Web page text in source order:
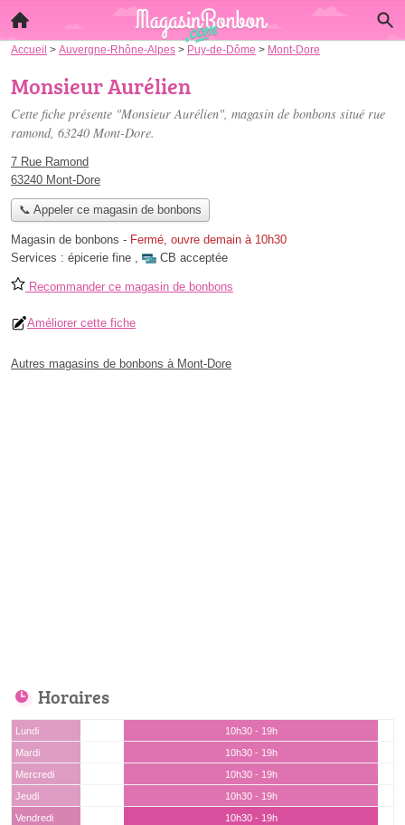
Accueil > Auvergne-Rhône-Alpes > Puy-de-Dôme > Mont-Dore
Monsieur Aurélien
Cette fiche présente "Monsieur Aurélien", magasin de bonbons situé rue
ramond, 63240 Mont-Dore.
7 Rue Ramond
63240 Mont-Dore
📞 Appeler ce magasin de bonbons
Magasin de bonbons - Fermé, ouvre demain à 10h30
Services : épicerie fine , CB acceptée
Recommander ce magasin de bonbons
Améliorer cette fiche
Autres magasins de bonbons à Mont-Dore
Horaires
Lundi
10h30 - 19h
Mardi
10h30 - 19h
Mercredi
10h30 - 19h
Jeudi
10h30 - 19h
Vendredi
10h30 - 19h